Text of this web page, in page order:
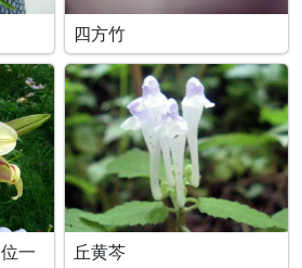
四方竹
一
丘黄芩